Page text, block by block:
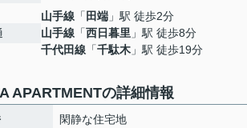
山手線 「 田端 」駅 徒歩2分
山手線 「西日暮里 」駅 徒歩8分
千代田線 「千駄木 」駅 徒歩19分
APARTMENTの詳細情報
閑静な住宅地